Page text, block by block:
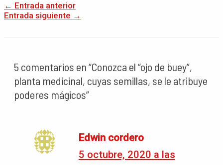
← Entrada anterior
Entrada siguiente →
5 comentarios en “Conozca el “ojo de buey”,
planta medicinal, cuyas semillas, se le atribuye
poderes mágicos”
Edwin cordero
5 octubre, 2020 a las